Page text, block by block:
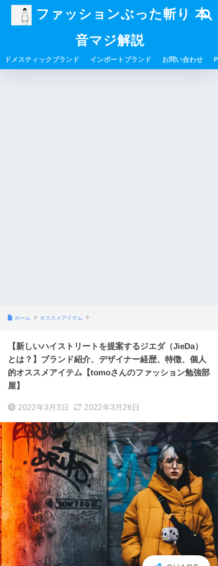
ファッションぶった斬り 本
音マジ解説
ドメスティックブランド インポートブランド お問い合わせ
ホーム オススメアイテム
【新しいハイストリートを提案するジエダ（JieDa）
とは？】ブランド紹介、デザイナー経歴、特徴、個人
的オススメアイテム【tomoさんのファッション勉強部
屋】
2022年3月3日 2022年3月26日